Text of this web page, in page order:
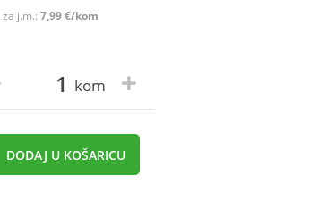
j.m.: 7,99 €/kom
kom
DODAJ U KOŠARICU